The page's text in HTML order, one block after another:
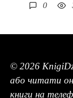
0
© 2026
або читати
книги на